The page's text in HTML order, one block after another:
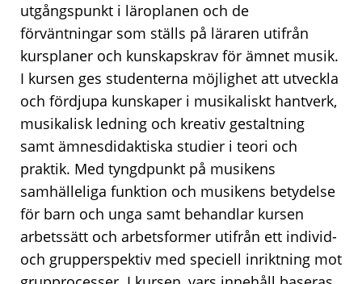
utgångspunkt i läroplanen och de
förväntningar som ställs på läraren utifrån
kursplaner och kunskapskrav för ämnet musik.
I kursen ges studenterna möjlighet att utveckla
och fördjupa kunskaper i musikaliskt hantverk,
musikalisk ledning och kreativ gestaltning
samt ämnesdidaktiska studier i teori och
praktik. Med tyngdpunkt på musikens
samhälleliga funktion och musikens betydelse
för barn och unga samt behandlar kursen
arbetssätt och arbetsformer utifrån ett individ-
och grupperspektiv med speciell inriktning mot